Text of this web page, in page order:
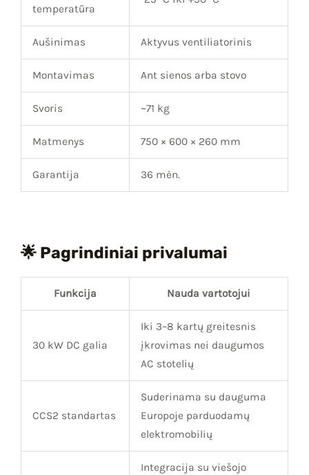
temperatūra
Aušinimas Aktyvus ventiliatorinis
Montavimas Ant sienos arba stovo
Svoris ~71 kg
Matmenys 750 × 600 × 260 mm
Garantija 36 mėn.
🌟 Pagrindiniai privalumai
Funkcija Nauda vartotojui
30 kW DC galia
Iki 3–8 kartų greitesnis
įkrovimas nei daugumos
AC stotelių
CCS2 standartas
Suderinama su dauguma
Europoje parduodamų
elektromobilių
Integracija su viešojo